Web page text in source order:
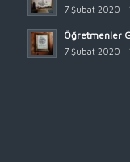
7 Şubat 2020 -
Öğretmenler
7 Şubat 2020 -